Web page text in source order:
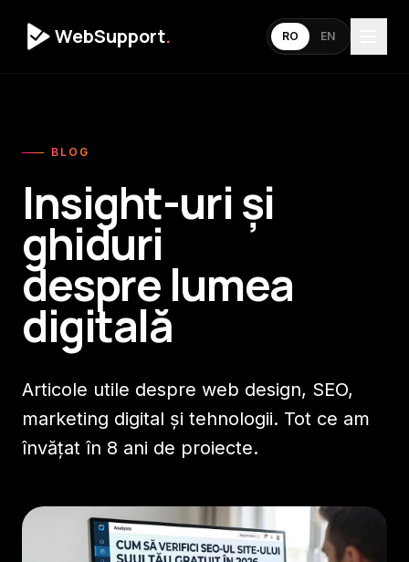
WebSupport. RO EN
BLOG
Insight-uri și
ghiduri
despre lumea
digitală
Articole utile despre web design, SEO,
marketing digital și tehnologii. Tot ce am
învățat în 8 ani de proiecte.